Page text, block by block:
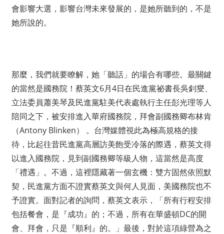
會影響大選，影響台灣未來發展的，是她所聽到的，不是
她所說的。
那麼，我們就要瞭解，她「聽話」的場合有哪些。最關鍵
的當然是國務院！蔡英文6月4日在民進黨祕書長吳釗燮、
立法委員蕭美琴及民進黨駐美代表處執行主任彭光理等人
陪同之下，被安排進入華府國務院，拜會副國務卿布林肯
（Antony Blinken） 。台灣媒體視此為極高規格的接
待，比起往昔民進黨高層訪美飽受冷落的際遇，蔡英文得
以進入國務院，見到副國務卿等級人物，這當然是高度
「禮遇」。不過，這裡隱藏著一個玄機：雙方固然依照默
契，民進黨方面不證實蔡英文與何人見面，美國務院也不
予證實。面對記者的詢問，蔡英文表示，「所有行程安排
包括餐會，是『成功』的；不過，所有在華盛頓DC的開
會、拜會，只是『順利』的。」最後，對於這項綠營為之